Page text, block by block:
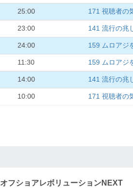
25:00 171 視聴者の
23:00 141 流行の兆
24:00 159 ムロアジ
11:30 159 ムロアジ
14:00 141 流行の兆
10:00 171 視聴者の
オフショアレボリューションNEXT